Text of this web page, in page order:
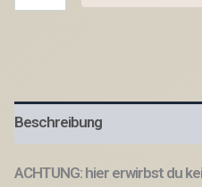
Anhänger
Geschenkanhänger
3D-
3D-
Beschreibung
ACHTUNG: hier erwirbst du